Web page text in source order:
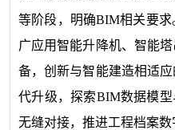
等阶段，明确BIM相关要
广应用智能升降机、智能
备，创新与智能建造相适
代升级，探索BIM数据模
无缝对接，推进工程档案数